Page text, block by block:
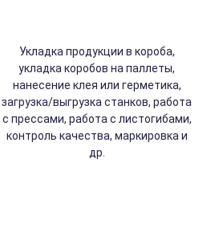
Укладка продукции в короба,
укладка коробов на паллеты,
нанесение клея или герметика,
загрузка/выгрузка станков, работа
с прессами, работа с листогибами,
контроль качества, маркировка и
др.